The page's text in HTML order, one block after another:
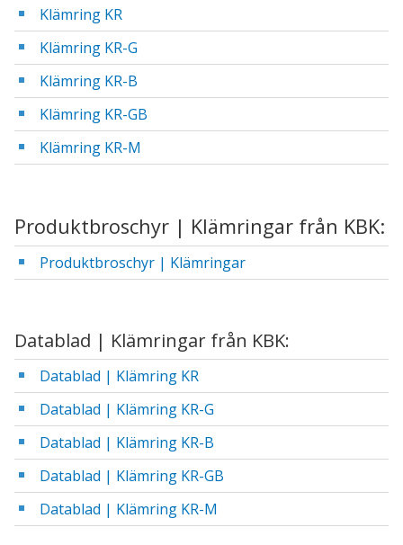
Klämring KR
Klämring KR-G
Klämring KR-B
Klämring KR-GB
Klämring KR-M
Produktbroschyr | Klämringar från KBK:
Produktbroschyr | Klämringar
Datablad | Klämringar från KBK:
Datablad | Klämring KR
Datablad | Klämring KR-G
Datablad | Klämring KR-B
Datablad | Klämring KR-GB
Datablad | Klämring KR-M